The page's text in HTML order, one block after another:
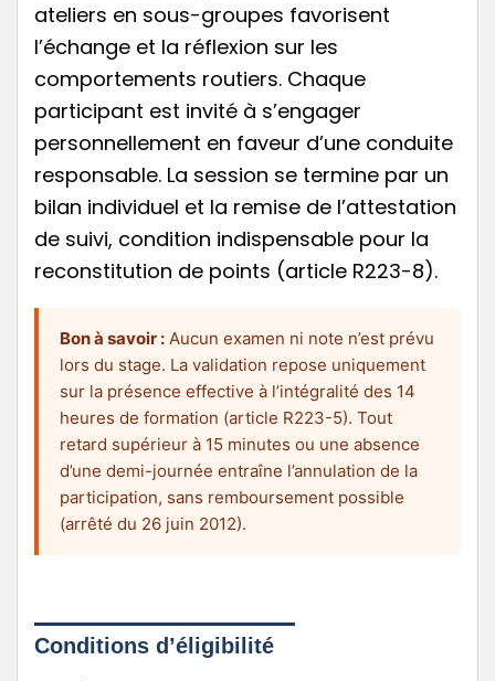
ateliers en sous-groupes favorisent
l’échange et la réflexion sur les
comportements routiers. Chaque
participant est invité à s’engager
personnellement en faveur d’une conduite
responsable. La session se termine par un
bilan individuel et la remise de l’attestation
de suivi, condition indispensable pour la
reconstitution de points (article R223-8).
Bon à savoir : Aucun examen ni note n’est prévu
lors du stage. La validation repose uniquement
sur la présence effective à l’intégralité des 14
heures de formation (article R223-5). Tout
retard supérieur à 15 minutes ou une absence
d’une demi-journée entraîne l’annulation de la
participation, sans remboursement possible
(arrêté du 26 juin 2012).
Conditions d’éligibilité